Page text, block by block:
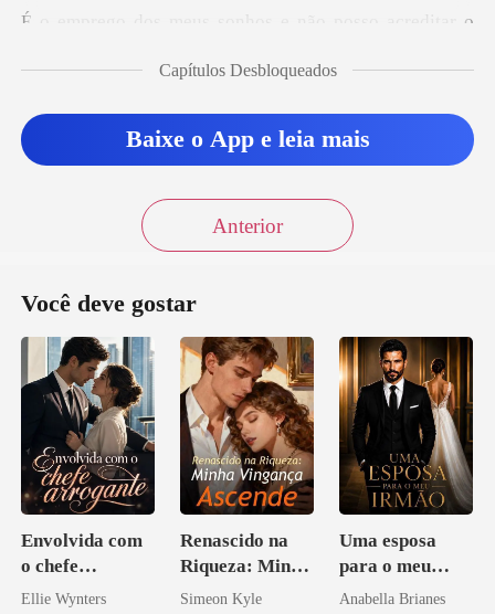
É o emprego dos meus sonhos e não p
Capítulos Desbloqueados
Baixe o App e leia mais
Anterior
Você deve gostar
Envolvida com
o chefe
arrogante
Ellie Wynters
Renascido na
Riqueza: Minha
Vingança
Simeon Kyle
Uma esposa
para o meu
irmão
Anabella Brianes